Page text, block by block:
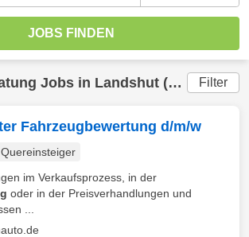
Jobs in Landshut (20 km) gefunden Filter
Fahrzeugbewertung d/m/w
Quereinsteiger
im Verkaufsprozess, in der
oder in der Preisverhandlungen und
...